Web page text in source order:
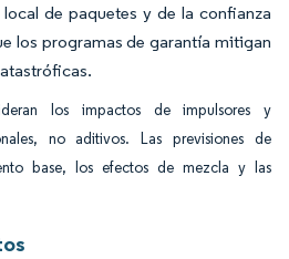
de paquetes y de la confianza
los programas de garantía mitigan
los impactos de impulsores y
no aditivos. Las previsiones de
base, los efectos de mezcla y las